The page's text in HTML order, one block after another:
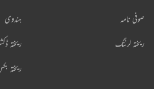
ہندوی صوفی نامہ
ریختہ ریختہ لرننگ
ریختہ